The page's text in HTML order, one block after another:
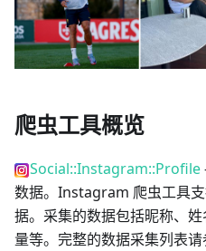
爬虫工具概览
Social::Instagram::Profile
数据。Instagram 爬虫工具
据。采集的数据包括昵称、
量等。完整的数据采集列表请